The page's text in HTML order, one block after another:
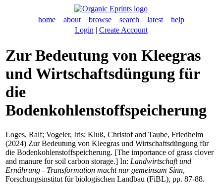
home about browse search latest
help
Login | Create Account
Zur Bedeutung von Kleegras
und Wirtschaftsdüngung für
die
Bodenkohlenstoffspeicherung
Loges, Ralf; Vogeler, Iris; Kluß, Christofand Taube, Friedhelm
(2024) Zur Bedeutung von Kleegras und Wirtschaftsdüngung für
die Bodenkohlenstoffspeicherung. [The importance of grass clover
and manure for soil carbon storage.] In: Landwirtschaft und
Ernährung - Transformation macht nur gemeinsam Sinn,
Forschungsinstitut für biologischen Landbau (FiBL), pp. 87-88.